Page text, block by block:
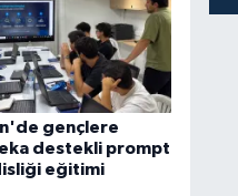
gençlere
destekli prompt
eğitimi